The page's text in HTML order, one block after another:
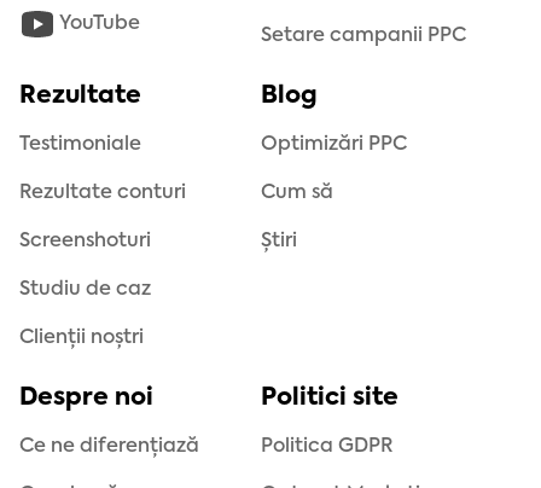
YouTube
Setare campanii PPC
Rezultate
Testimoniale
Rezultate conturi
Screenshoturi
Studiu de caz
Clienții noștri
Blog
Optimizări PPC
Cum să
Știri
Despre noi
Ce ne diferențiază
Politici site
Politica GDPR